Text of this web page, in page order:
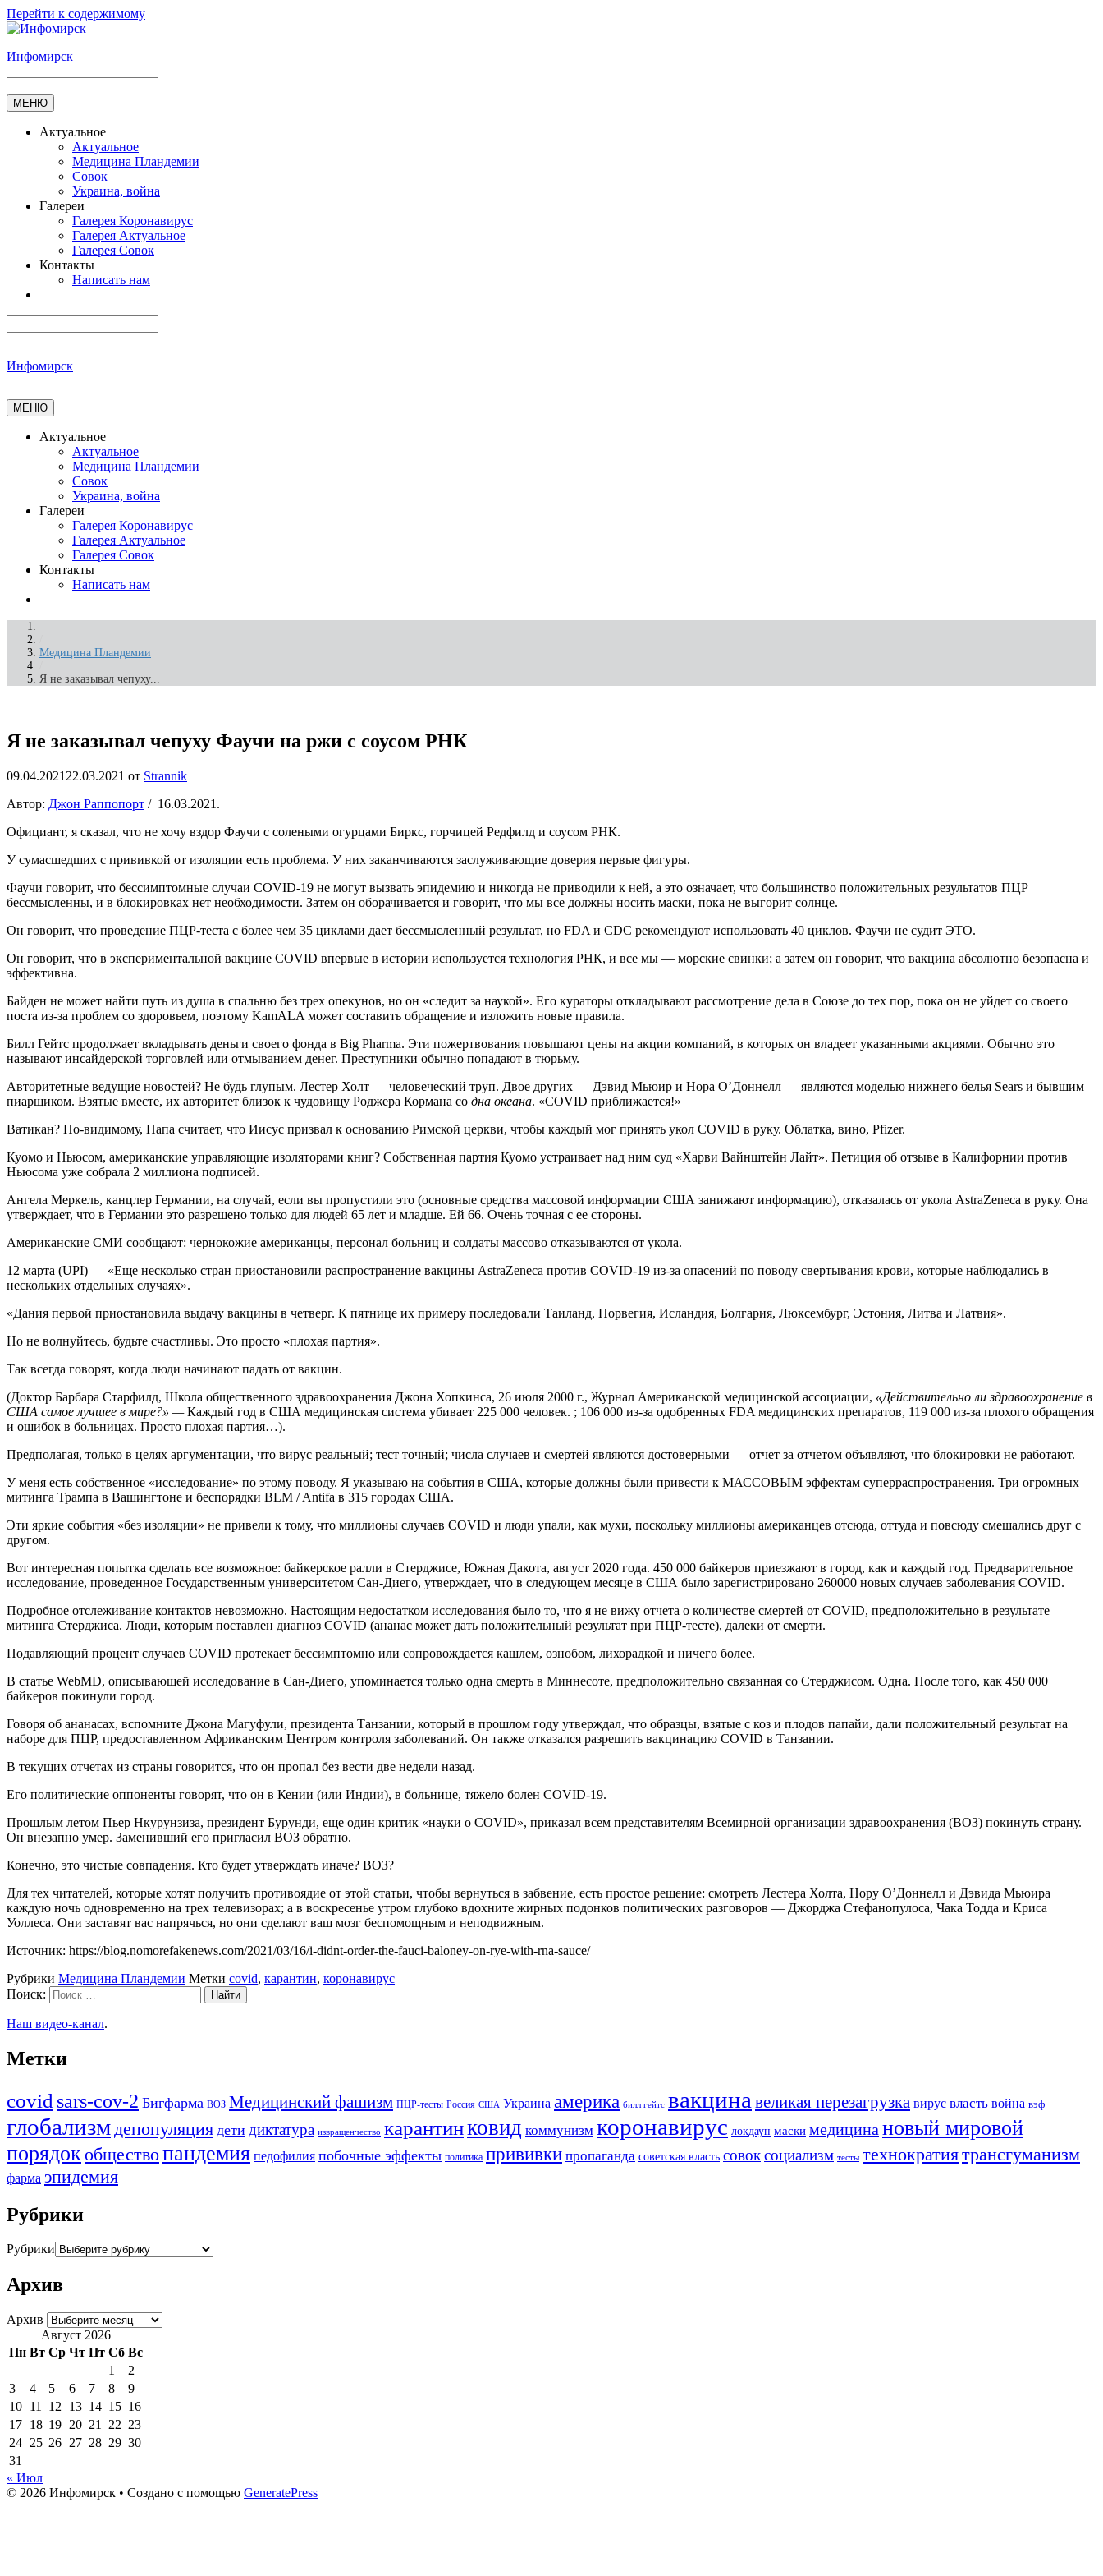
Перейти к содержимому
Инфомирск
МЕНЮ
Актуальное
Актуальное
Медицина Пландемии
Совок
Украина, война
Галереи
Галерея Коронавирус
Галерея Актуальное
Галерея Совок
Контакты
Написать нам
Инфомирск
МЕНЮ
Актуальное
Актуальное
Медицина Пландемии
Совок
Украина, война
Галереи
Галерея Коронавирус
Галерея Актуальное
Галерея Совок
Контакты
Написать нам
Медицина Пландемии
Я не заказывал чепуху...
Я не заказывал чепуху Фаучи на ржи с соусом РНК
09.04.2021 22.03.2021 от Strannik
Автор: Джон Раппопорт / 16.03.2021.
Официант, я сказал, что не хочу вздор Фаучи с солеными огурцами Биркс, горчицей Редфилд и соусом РНК.
У сумасшедших с прививкой от изоляции есть проблема. У них заканчиваются заслуживающие доверия первые фигуры.
Фаучи говорит, что бессимптомные случаи COVID-19 не могут вызвать эпидемию и никогда не приводили к ней, а это означает, что большинство положительных результатов ПЦР
бессмысленны, и в блокировках нет необходимости. Затем он оборачивается и говорит, что мы все должны носить маски, пока не выгорит солнце.
Он говорит, что проведение ПЦР-теста с более чем 35 циклами дает бессмысленный результат, но FDA и CDC рекомендуют использовать 40 циклов. Фаучи не судит ЭТО.
Он говорит, что в экспериментальной вакцине COVID впервые в истории используется технология РНК, и все мы — морские свинки; а затем он говорит, что вакцина абсолютно безопасна и
эффективна.
Байден не может найти путь из душа в спальню без трех опекунов, но он «следит за наукой». Его кураторы откладывают рассмотрение дела в Союзе до тех пор, пока он не уйдет со своего
поста из-за проблем со здоровьем, поэтому KamALA может составить обращение и изложить новые правила.
Билл Гейтс продолжает вкладывать деньги своего фонда в Big Pharma. Эти пожертвования повышают цены на акции компаний, в которых он владеет указанными акциями. Обычно это
называют инсайдерской торговлей или отмыванием денег. Преступники обычно попадают в тюрьму.
Авторитетные ведущие новостей? Не будь глупым. Лестер Холт — человеческий труп. Двое других — Дэвид Мьюир и Нора О’Доннелл — являются моделью нижнего белья Sears и бывшим
пиарщиком. Взятые вместе, их авторитет близок к чудовищу Роджера Кормана со дна океана. «COVID приближается!»
Ватикан? По-видимому, Папа считает, что Иисус призвал к основанию Римской церкви, чтобы каждый мог принять укол COVID в руку. Облатка, вино, Pfizer.
Куомо и Ньюсом, американские управляющие изоляторами книг? Собственная партия Куомо устраивает над ним суд «Харви Вайнштейн Лайт». Петиция об отзыве в Калифорнии против
Ньюсома уже собрала 2 миллиона подписей.
Ангела Меркель, канцлер Германии, на случай, если вы пропустили это (основные средства массовой информации США занижают информацию), отказалась от укола AstraZeneca в руку. Она
утверждает, что в Германии это разрешено только для людей 65 лет и младше. Ей 66. Очень точная с ее стороны.
Американские СМИ сообщают: чернокожие американцы, персонал больниц и солдаты массово отказываются от укола.
12 марта (UPI) — «Еще несколько стран приостановили распространение вакцины AstraZeneca против COVID-19 из-за опасений по поводу свертывания крови, которые наблюдались в
нескольких отдельных случаях».
«Дания первой приостановила выдачу вакцины в четверг. К пятнице их примеру последовали Таиланд, Норвегия, Исландия, Болгария, Люксембург, Эстония, Литва и Латвия».
Но не волнуйтесь, будьте счастливы. Это просто «плохая партия».
Так всегда говорят, когда люди начинают падать от вакцин.
(Доктор Барбара Старфилд, Школа общественного здравоохранения Джона Хопкинса, 26 июля 2000 г., Журнал Американской медицинской ассоциации, «Действительно ли здравоохранение в
США самое лучшее в мире?» —Каждый год в США медицинская система убивает 225 000 человек. ; 106 000 из-за одобренных FDA медицинских препаратов, 119 000 из-за плохого обращения
и ошибок в больницах. Просто плохая партия…).
Предполагая, только в целях аргументации, что вирус реальный; тест точный; числа случаев и смертей являются достоверными — отчет за отчетом объявляют, что блокировки не работают.
У меня есть собственное «исследование» по этому поводу. Я указываю на события в США, которые должны были привести к МАССОВЫМ эффектам суперраспространения. Три огромных
митинга Трампа в Вашингтоне и беспорядки BLM / Antifa в 315 городах США.
Эти яркие события «без изоляции» не привели к тому, что миллионы случаев COVID и люди упали, как мухи, поскольку миллионы американцев отсюда, оттуда и повсюду смешались друг с
другом.
Вот интересная попытка сделать все возможное: байкерское ралли в Стерджисе, Южная Дакота, август 2020 года. 450 000 байкеров приезжают в город, как и каждый год. Предварительное
исследование, проведенное Государственным университетом Сан-Диего, утверждает, что в следующем месяце в США было зарегистрировано 260000 новых случаев заболевания COVID.
Подробное отслеживание контактов невозможно. Настоящим недостатком исследования было то, что я не вижу отчета о количестве смертей от COVID, предположительно в результате
митинга Стерджиса. Люди, которым поставлен диагноз COVID (ананас может дать положительный результат при ПЦР-тесте), далеки от смерти.
Подавляющий процент случаев COVID протекает бессимптомно или сопровождается кашлем, ознобом, лихорадкой и ничего более.
В статье WebMD, описывающей исследование в Сан-Диего, упоминается только одна смерть в Миннесоте, предположительно связанная со Стерджисом. Одна. После того, как 450 000
байкеров покинули город.
Говоря об ананасах, вспомните Джона Магуфули, президента Танзании, который в прошлом году утверждал, что образцы, взятые с коз и плодов папайи, дали положительный результат на
наборе для ПЦР, предоставленном Африканским Центром контроля заболеваний. Он также отказался разрешить вакцинацию COVID в Танзании.
В текущих отчетах из страны говорится, что он пропал без вести две недели назад.
Его политические оппоненты говорят, что он в Кении (или Индии), в больнице, тяжело болен COVID-19.
Прошлым летом Пьер Нкурунзиза, президент Бурунди, еще один критик «науки о COVID», приказал всем представителям Всемирной организации здравоохранения (ВОЗ) покинуть страну.
Он внезапно умер. Заменивший его пригласил ВОЗ обратно.
Конечно, это чистые совпадения. Кто будет утверждать иначе? ВОЗ?
Для тех читателей, которые хотят получить противоядие от этой статьи, чтобы вернуться в забвение, есть простое решение: смотреть Лестера Холта, Нору О’Доннелл и Дэвида Мьюира
каждую ночь одновременно на трех телевизорах; а в воскресенье утром глубоко вдохните жирных подонков политических разговоров — Джорджа Стефанопулоса, Чака Тодда и Криса
Уоллеса. Они заставят вас напрячься, но они сделают ваш мозг беспомощным и неподвижным.
Источник: https://blog.nomorefakenews.com/2021/03/16/i-didnt-order-the-fauci-baloney-on-rye-with-rna-sauce/
Рубрики Медицина Пландемии Метки covid, карантин, коронавирус
Поиск:
Наш видео-канал.
Метки
covid sars-cov-2 Бигфарма ВОЗ Медицинский фашизм ПЦР-тесты Россия США Украина америка билл гейтс вакцина великая перезагрузка вирус власть война вэф
глобализм депопуляция дети диктатура извращенчество карантинковид коммунизм коронавирус локдаун маски медицина новый мировой
порядок обществопандемия педофилия побочные эффекты политика прививки пропаганда советская власть совоксоциализм тесты технократиятрансгуманизм
фарма эпидемия
Рубрики
Рубрики
Архив
Архив
Август 2026
Пн Вт Ср Чт Пт Сб Вс
1
2
3
4 5 6 7 8
9
10 11 12 13 14 15 16
17 18 19 20 21 22 23
24 25 26 27 28 29 30
31
« Июл
© 2026 Инфомирск • Создано с помощью GeneratePress